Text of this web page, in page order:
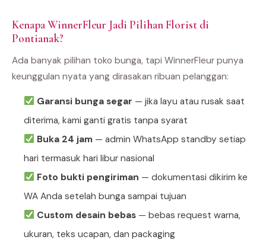
Kenapa WinnerFleur Jadi Pilihan Florist di
Pontianak?
Ada banyak pilihan toko bunga, tapi WinnerFleur punya
keunggulan nyata yang dirasakan ribuan pelanggan:
Garansi bunga segar — jika layu atau rusak saat
diterima, kami ganti gratis tanpa syarat
Buka 24 jam— admin WhatsApp standby setiap
hari termasuk hari libur nasional
Foto bukti pengiriman — dokumentasi dikirim ke
WA Anda setelah bunga sampai tujuan
Custom desain bebas— bebas request warna,
ukuran, teks ucapan, dan packaging